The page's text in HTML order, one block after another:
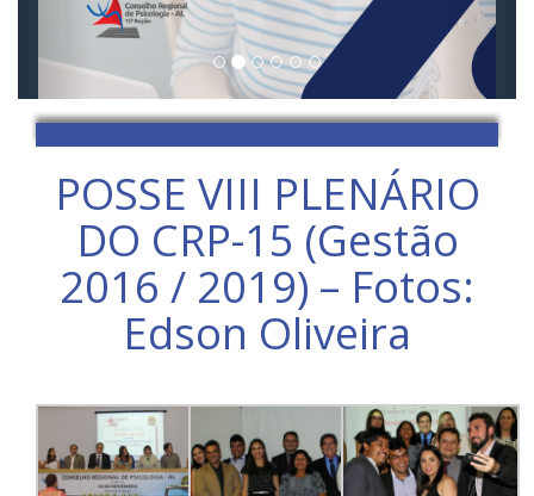
POSSE VIII PLENÁRIO
DO CRP-15 (Gestão
2016 / 2019) – Fotos:
Edson Oliveira